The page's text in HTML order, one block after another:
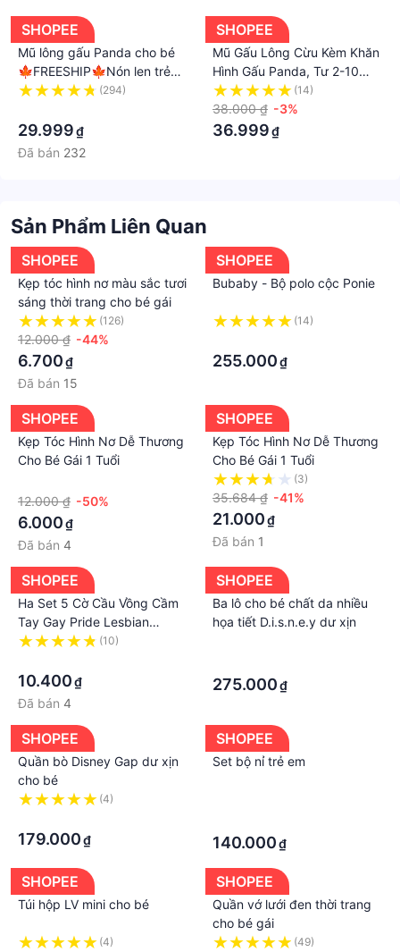
--------------------------------------------------------
- Hotline:
-------------------------------------------------------
#mulen #mulennam #mulentrumdau
#mulennumuadong #mulenthoitrang #mulennamdep
#mulenmoc #mulennuchotocngan
#mulennuchomuadong #mulennuchokhuonmattron
#mulennuadau #munuadau #mulendoidau
#mulencaocap #mulennu #mulenhiohop
#mulenhanquoc #mulenmuadong
#mulendepchomuadong #mumuadongchonu
#nonlendep #mulencute #mulenhanquoc #mulen
#mulennu #mubeanie #nonlen #mulentrumdau
#nonbeanie #mulenthoitrang #mulenmuadong
#mutrumdau #mudep #mulennamnu #nonnendep
#nonnencaocap #mucaocap #nonlendep
SHOPEE
Mũ lông gấu Panda cho bé
🍁FREESHIP🍁Nón len trẻ
em lông cừu liền khăn cổ
(294)
29.999₫
Đã bán 232
SHOPEE
Mũ Gấu Lông Cừu Kèm Khăn
Hình Gấu Panda, Tư 2-10
tuổi, Chất Liệu Mềm Mịn Giữ
Ấm Cho Bé Trai Và Bé Gái
(14)
38.000 ₫ -3%
36.999₫
Sản Phẩm Liên Quan
SHOPEE
Kẹp tóc hình nơ màu sắc tươi
sáng thời trang cho bé gái
(126)
12.000 ₫ -44%
6.700₫
Đã bán 15
SHOPEE
Bubaby - Bộ polo cộc Ponie
(14)
255.000₫
SHOPEE
Kẹp Tóc Hình Nơ Dễ Thương
Cho Bé Gái 1 Tuổi
12.000 ₫ -50%
6.000₫
Đã bán 4
SHOPEE
Kẹp Tóc Hình Nơ Dễ Thương
Cho Bé Gái 1 Tuổi
(3)
35.684 ₫ -41%
21.000₫
Đã bán 1
SHOPEE
Ha Set 5 Cờ Cầu Vồng Cầm
Tay Gay Pride Lesbian
Peace LGBT N(10)
10.400₫
Đã bán 4
SHOPEE
Ba lô cho bé chất da nhiều
họa tiết D.i.s.n.e.y dư xịn
275.000₫
SHOPEE
Quần bò Disney Gap dư xịn
cho bé
(4)
179.000₫
SHOPEE
Set bộ nỉ trẻ em
140.000₫
SHOPEE
Túi hộp LV mini cho bé
(4)
SHOPEE
Quần vớ lưới đen thời trang
cho bé gái
(49)